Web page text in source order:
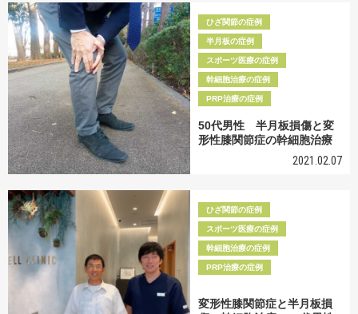
ひざ関節の症例
半月板の症例
スポーツ医療の症例
幹細胞治療の症例
PRP治療の症例
50代男性 半月板損傷と変
形性膝関節症の幹細胞治療
2021.02.07
ひざ関節の症例
スポーツ医療の症例
幹細胞治療の症例
PRP治療の症例
変形性膝関節症と半月板損